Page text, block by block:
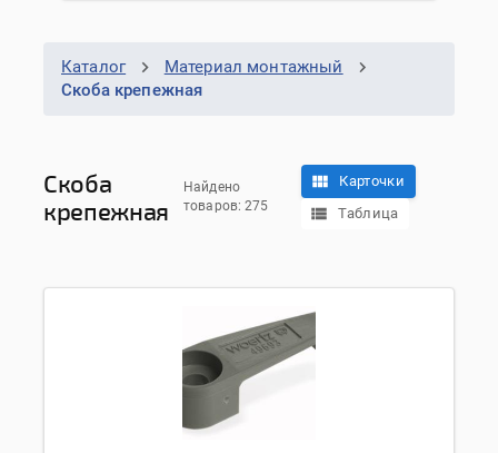
Каталог
Материал монтажный
Скоба крепежная
Скоба
крепежная
Найдено
товаров: 275
Карточки
Таблица